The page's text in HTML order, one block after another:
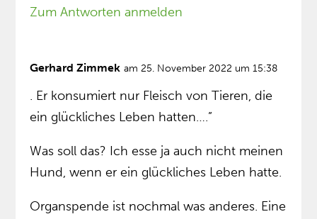
Zum Antworten anmelden
Gerhard Zimmek am 25. November 2022 um 15:38
. Er konsumiert nur Fleisch von Tieren, die
ein glückliches Leben hatten….”
Was soll das? Ich esse ja auch nicht meinen
Hund, wenn er ein glückliches Leben hatte.
Organspende ist nochmal was anderes. Eine